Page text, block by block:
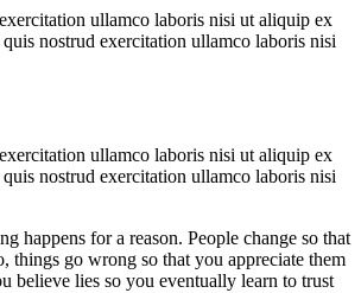
ullamco laboris nisi ut aliquip ex
nostrud exercitation ullamco laboris nisi
ullamco laboris nisi ut aliquip ex
nostrud exercitation ullamco laboris nisi
happens for a reason. People change so that
things go wrong so that you appreciate them
believe lies so you eventually learn to trust